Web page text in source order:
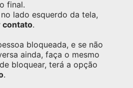
final.
lado esquerdo da tela,
contato.
bloqueada, e se não
ainda, faça o mesmo
bloquear, terá a opção
.